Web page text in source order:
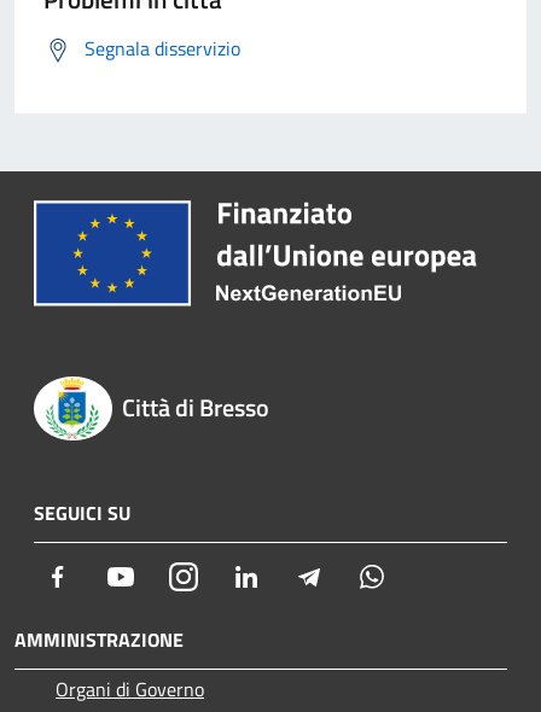
Segnala disservizio
Città di Bresso
SEGUICI SU
Facebook YoutubeInstagram LinkedIn Telegram
AMMINISTRAZIONE
Organi di Governo